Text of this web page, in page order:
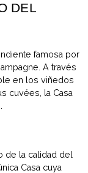
DEL
famosa por
A través
en los viñedos
cuvées, la Casa
de la calidad del
Casa cuya